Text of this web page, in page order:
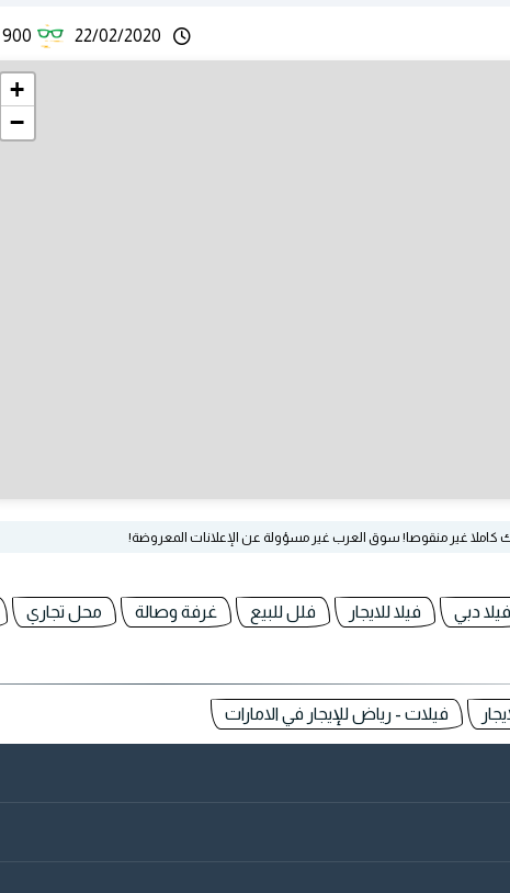
22/02/2020
900
+
−
كاملا غير منقوصا! سوق العرب غير مسؤولة عن الإعلانات المعروضة!
فيلا دبي فيلا للايجار فلل للبيع غرفة وصالة محل تجاري
فيلات - رياض للإيجار في الامارات